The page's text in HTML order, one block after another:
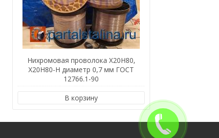
Нихромовая проволока Х20Н80,
Х20Н80-Н диаметр 0,7 мм ГОСТ
12766.1-90
В корзину